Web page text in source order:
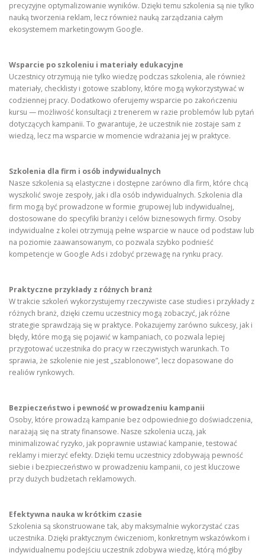
precyzyjne optymalizowanie wyników. Dzięki temu szkolenia są nie tylko
nauką tworzenia reklam, lecz również nauką zarządzania całym
ekosystemem marketingowym Google.
Wsparcie po szkoleniu i materiały edukacyjne
Uczestnicy otrzymują nie tylko wiedzę podczas szkolenia, ale również
materiały, checklisty i gotowe szablony, które mogą wykorzystywać w
codziennej pracy. Dodatkowo oferujemy wsparcie po zakończeniu
kursu — możliwość konsultacji z trenerem w razie problemów lub pytań
dotyczących kampanii. To gwarantuje, że uczestnik nie zostaje sam z
wiedzą, lecz ma wsparcie w momencie wdrażania jej w praktyce.
Szkolenia dla firm i osób indywidualnych
Nasze szkolenia są elastyczne i dostępne zarówno dla firm, które chcą
wyszkolić swoje zespoły, jak i dla osób indywidualnych. Szkolenia dla
firm mogą być prowadzone w formie grupowej lub indywidualnej,
dostosowane do specyfiki branży i celów biznesowych firmy. Osoby
indywidualne z kolei otrzymują pełne wsparcie w nauce od podstaw lub
na poziomie zaawansowanym, co pozwala szybko podnieść
kompetencje w Google Ads i zdobyć przewagę na rynku pracy.
Praktyczne przykłady z różnych branż
W trakcie szkoleń wykorzystujemy rzeczywiste case studies i przykłady z
różnych branż, dzięki czemu uczestnicy mogą zobaczyć, jak różne
strategie sprawdzają się w praktyce. Pokazujemy zarówno sukcesy, jak i
błędy, które mogą się pojawić w kampaniach, co pozwala lepiej
przygotować uczestnika do pracy w rzeczywistych warunkach. To
sprawia, że szkolenie nie jest „szablonowe”, lecz dopasowane do
realiów rynkowych.
Bezpieczeństwo i pewność w prowadzeniu kampanii
Osoby, które prowadzą kampanie bez odpowiedniego doświadczenia,
narażają się na straty finansowe. Nasze szkolenia uczą, jak
minimalizować ryzyko, jak poprawnie ustawiać kampanie, testować
reklamy i mierzyć efekty. Dzięki temu uczestnicy zdobywają pewność
siebie i bezpieczeństwo w prowadzeniu kampanii, co jest kluczowe
przy dużych budżetach reklamowych.
Efektywna nauka w krótkim czasie
Szkolenia są skonstruowane tak, aby maksymalnie wykorzystać czas
uczestnika. Dzięki praktycznym ćwiczeniom, konkretnym wskazówkom i
indywidualnemu podejściu uczestnik zdobywa wiedzę, którą mógłby